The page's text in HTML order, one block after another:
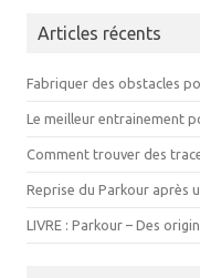
Articles récents
Fabriquer des obstacles
Le meilleur entrainement
Comment trouver des
Reprise du Parkour après
LIVRE : Parkour – Des